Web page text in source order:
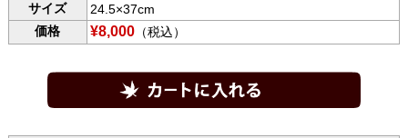
サイズ
24.5×37cm
価格
¥8,000（税込）